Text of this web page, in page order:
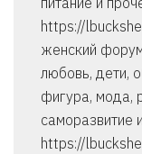
https://
женский
любовь, дети,
фигура, мода,
саморазвитие
https://